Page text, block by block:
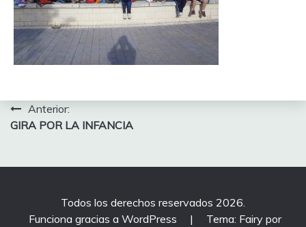
Navegación
de
entradas
Anterior:
GIRA POR LA INFANCIA
Todos los derechos reservados 2026.
Funciona gracias a WordPress
|
Tema: Fairy por